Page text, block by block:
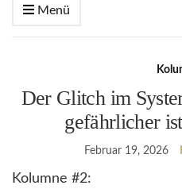
Menü
Der Glitch im
gefährlicher
Februar 19, 2026
Kolumne #2: